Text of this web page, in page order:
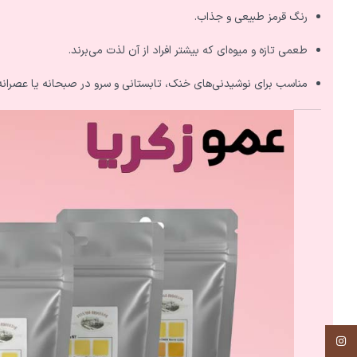
رنگ قرمز طبیعی و جذاب.
طعمی تازه و میوه‌ای که بیشتر افراد از آن لذت می‌برند.
مناسب برای نوشیدنی‌های خنک، تابستانی و سرو در صبحانه یا